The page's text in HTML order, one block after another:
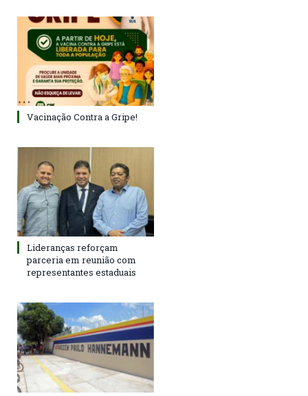
Vacinação Contra a Gripe!
Lideranças reforçam
parceria em reunião com
representantes estaduais